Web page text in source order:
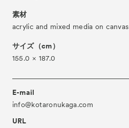
Contact お問い合わせ
Archive
素材
acrylic and mixed media on canvas
サイズ（cm）
155.0 × 187.0
E-mail
info@kotaronukaga.com
URL